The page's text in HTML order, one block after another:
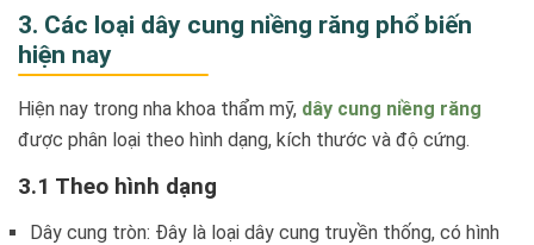
3. Các loại dây cung niềng răng phổ biến
hiện nay
Hiện nay trong nha khoa thẩm mỹ, dây cung niềng răng
được phân loại theo hình dạng, kích thước và độ cứng.
3.1 Theo hình dạng
Dây cung tròn: Đây là loại dây cung truyền thống, có hình